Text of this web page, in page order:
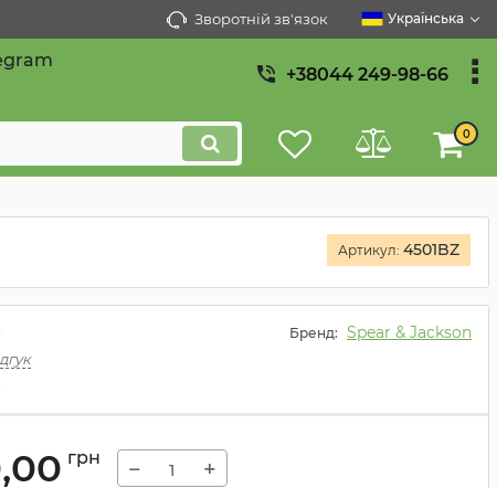
Зворотній зв'язок Українська
+38044 249-98-66
0
Артикул: 4501BZ
Бренд: Spear & Jackson
грн − +